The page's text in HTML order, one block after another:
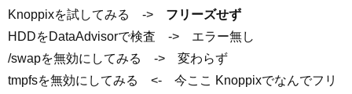
Knoppixを試してみる -> フリーズせず
HDDをDataAdvisorで検査 -> エラー無し
/swapを無効にしてみる -> 変わらず
tmpfsを無効にしてみる <- 今ここ Knoppixでなんでフリ